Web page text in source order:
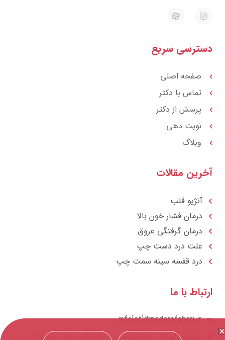
I
n
g
m
E
a
a
دسترسی سریع
صفحه اصلی
تماس با دکتر
پرسش از دکتر
نوبت دهی
وبلاگ
آخرین مقالات
آنژیو قلب
درمان فشار خون بالا
درمان گرفتگی عروق
علت درد دست چپ
درد قفسه سينه سمت چپ
ارتباط با ما
info[at]drnaderafshari.ir
شهرک اکباتان ،بلوار نفیسی ،ساختمان سایه ، واحد۱۷